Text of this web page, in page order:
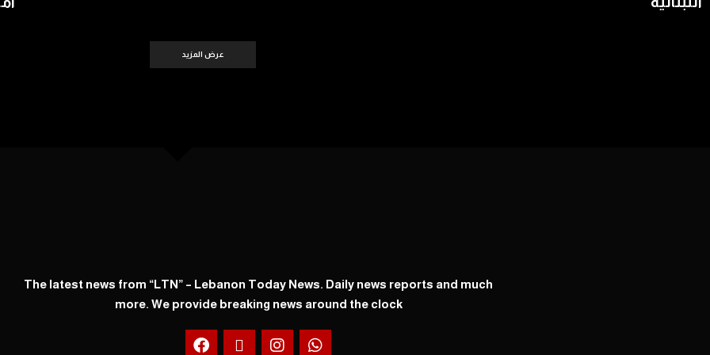
عرض المزيد
The latest news from “LTN” – Lebanon Today News. Daily news reports and much
more. We provide breaking news around the clock